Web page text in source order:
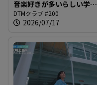
音楽好きが多いらしい学内
を散策@DTMクラブ #200
DTMクラブ #200
2026/07/17